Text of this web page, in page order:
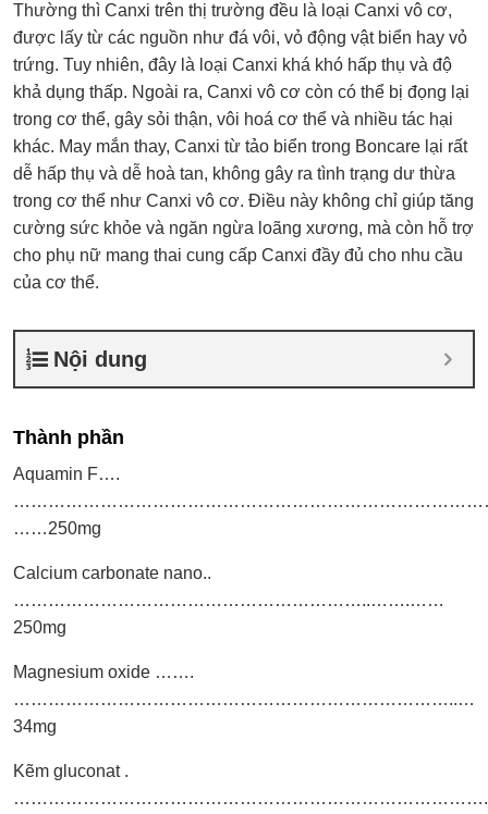
Thường thì Canxi trên thị trường đều là loại Canxi vô cơ,
được lấy từ các nguồn như đá vôi, vỏ động vật biển hay vỏ
trứng. Tuy nhiên, đây là loại Canxi khá khó hấp thụ và độ
khả dụng thấp. Ngoài ra, Canxi vô cơ còn có thể bị đọng lại
trong cơ thể, gây sỏi thận, vôi hoá cơ thể và nhiều tác hại
khác. May mắn thay, Canxi từ tảo biển trong Boncare lại rất
dễ hấp thụ và dễ hoà tan, không gây ra tình trạng dư thừa
trong cơ thể như Canxi vô cơ. Điều này không chỉ giúp tăng
cường sức khỏe và ngăn ngừa loãng xương, mà còn hỗ trợ
cho phụ nữ mang thai cung cấp Canxi đầy đủ cho nhu cầu
của cơ thể.
Nội dung
Thành phần
Aquamin F….
……250mg
Calcium carbonate nano..
……………………………………………………..…….……
250mg
Magnesium oxide …….
…………………………………………………………………..…
34mg
Kẽm gluconat .
……………………………………………………………………….